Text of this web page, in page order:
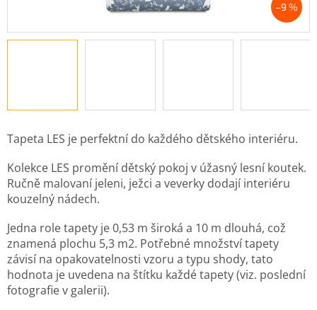
–9 %
Tapeta LES je perfektní do každého dětského interiéru.
Kolekce LES promění dětský pokoj v úžasný lesní koutek.
Ručně malovaní jeleni, ježci a veverky dodají interiéru
kouzelný nádech.
Jedna role tapety je 0,53 m široká a 10 m dlouhá, což
znamená plochu 5,3 m2. Potřebné množství tapety
závisí na opakovatelnosti vzoru a typu shody, tato
hodnota je uvedena na štítku každé tapety (viz. poslední
fotografie v galerii).